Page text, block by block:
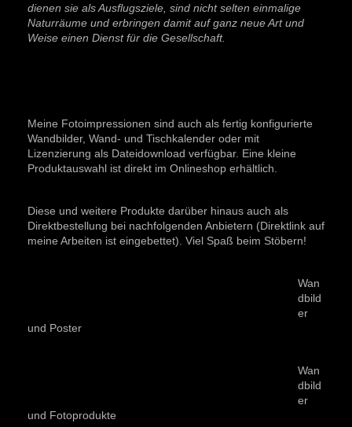
dienen sie als Ausflugsziele, sind nicht selten einmalige
Naturräume und erbringen damit auf ganz neue Art und
Weise einen Dienst für die Gesellschaft.
Meine Fotoimpressionen sind auch als fertig konfigurierte
Wandbilder, Wand- und Tischkalender oder mit
Lizenzierung als Dateidownload verfügbar. Eine kleine
Produktauswahl ist direkt im Onlineshop erhältlich.
Diese und weitere Produkte darüber hinaus auch als
Direktbestellung bei nachfolgenden Anbietern (Direktlink auf
meine Arbeiten ist eingebettet). Viel Spaß beim Stöbern!
Wan
dbild
er
und Poster
Wan
dbild
er
und Fotoprodukte